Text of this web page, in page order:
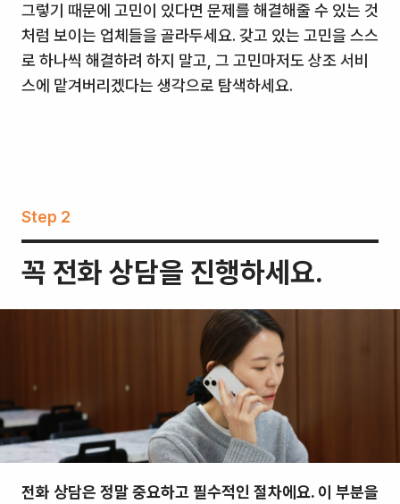
그렇기 때문에 고민이 있다면 문제를 해결해줄 수 있는 것
처럼 보이는 업체들을 골라두세요. 갖고 있는 고민을 스스
로 하나씩 해결하려 하지 말고, 그 고민마저도 상조 서비
스에 맡겨버리겠다는 생각으로 탐색하세요.
Step 2
꼭 전화 상담을 진행하세요.
전화 상담은 정말 중요하고 필수적인 절차에요. 이 부분을